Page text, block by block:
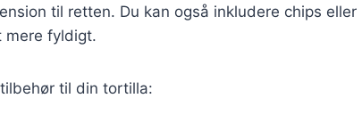
til retten. Du kan også inkludere chips
mere fyldigt.
til din tortilla: